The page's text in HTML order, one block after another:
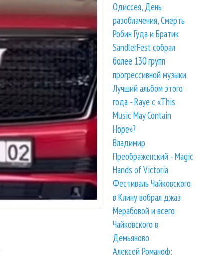
Одиссея, День
разоблачения, Смерть
Робин Гуда и Братик
SandlerFest собрал
более 130 групп
прогрессивной музыки
Лучший альбом этого
года - Raye с «This
Music May Contain
Hope»?
Владимир
Преображенский - Magic
Hands of Victoria
Фестиваль Чайковского
в Клину вобрал джаз
Мерабовой и всего
Чайковского в
Демьяново
Алексей Романоф: